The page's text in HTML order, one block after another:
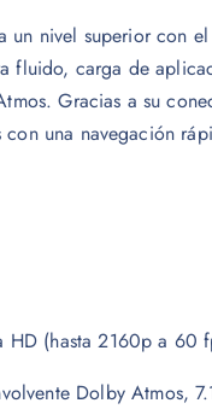
un nivel superior con
fluido, carga de
Gracias a su
una navegación
HD (hasta 2160p a 60
Dolby Atmos,